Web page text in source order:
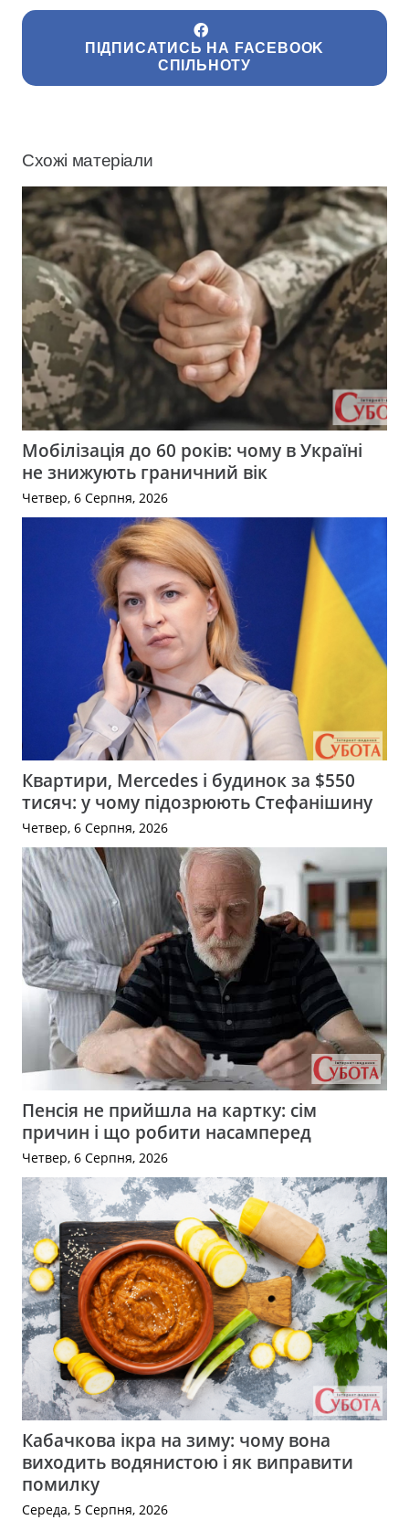
ПІДПИСАТИСЬ НА FACEBOOK
СПІЛЬНОТУ
Схожі матеріали
Мобілізація до 60 років: чому в Україні
не знижують граничний вік
Четвер, 6 Серпня, 2026
Квартири, Mercedes і будинок за $550
тисяч: у чому підозрюють Стефанішину
Четвер, 6 Серпня, 2026
Пенсія не прийшла на картку: сім
причин і що робити насамперед
Четвер, 6 Серпня, 2026
Кабачкова ікра на зиму: чому вона
виходить водянистою і як виправити
помилку
Середа, 5 Серпня, 2026